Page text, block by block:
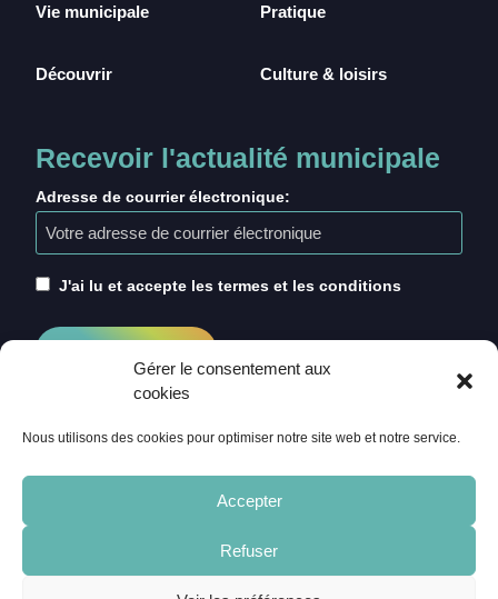
Gérer le consentement aux
cookies
Nous utilisons des cookies pour optimiser notre site web et notre service.
Accepter
Refuser
Vie municipale
Découvrir
Pratique
Culture & loisirs
Recevoir l'actualité municipale
Adresse de courrier électronique:
J'ai lu et accepte les termes et les conditions
CRÉDITS